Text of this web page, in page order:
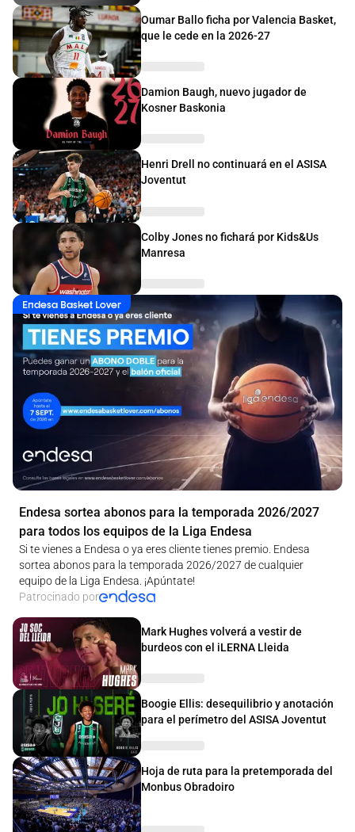
Oumar Ballo ficha por Valencia Basket,
que le cede en la 2026-27
Damion Baugh, nuevo jugador de
Kosner Baskonia
Henri Drell no continuará en el ASISA
Joventut
Colby Jones no fichará por Kids&Us
Manresa
Endesa Basket Lover
Endesa sortea abonos para la temporada 2026/2027
para todos los equipos de la Liga Endesa
Si te vienes a Endesa o ya eres cliente tienes premio. Endesa
sortea abonos para la temporada 2026/2027 de cualquier
equipo de la Liga Endesa. ¡Apúntate!
Patrocinado por
Mark Hughes volverá a vestir de
burdeos con el iLERNA Lleida
Boogie Ellis: desequilibrio y anotación
para el perímetro del ASISA Joventut
Hoja de ruta para la pretemporada del
Monbus Obradoiro